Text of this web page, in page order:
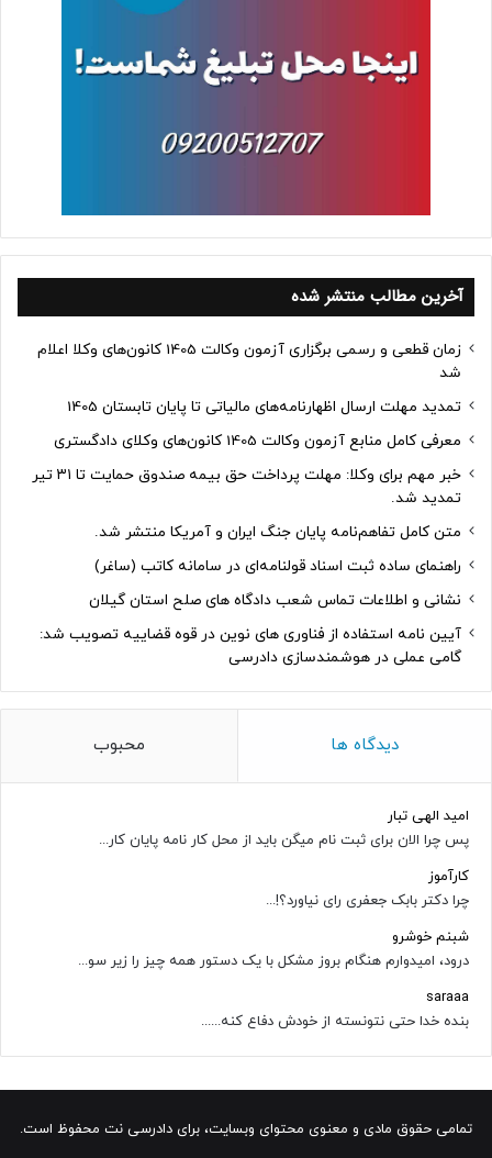
آخرین مطالب منتشر شده
زمان قطعی و رسمی برگزاری آزمون وکالت 1405 کانون‌های وکلا اعلام
شد
تمدید مهلت ارسال اظهارنامه‌های مالیاتی تا پایان تابستان 1405
معرفی کامل منابع آزمون وکالت 1405 کانون‌های وکلای دادگستری
خبر مهم برای وکلا: مهلت پرداخت حق بیمه صندوق حمایت تا ۳۱ تیر
تمدید شد.
متن کامل تفاهم‌نامه پایان جنگ ایران و آمریکا منتشر شد.
راهنمای ساده ثبت اسناد قولنامه‌ای در سامانه کاتب (ساغر)
نشانی و اطلاعات تماس شعب دادگاه های صلح استان گیلان
آیین نامه استفاده از فناوری های نوین در قوه قضاییه تصویب شد:
گامی عملی در هوشمندسازی دادرسی
دیدگاه ها محبوب
امید الهی تبار
پس چرا الان برای ثبت نام میگن باید از محل کار نامه پایان کار...
کارآموز
چرا دکتر بابک جعفری رای نیاورد؟!...
شبنم خوشرو
درود، امیدوارم هنگام بروز مشکل با یک دستور همه چیز را زیر سو...
saraaa
بنده خدا حتی نتونسته از خودش دفاع کنه......
تمامی حقوق مادی و معنوی محتوای وبسایت، برای دادرسی نت محفوظ است.